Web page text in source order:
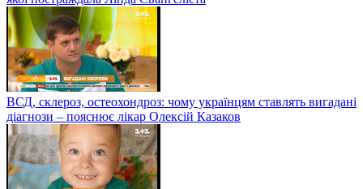
ВСД, склероз, остеохондроз: чому українцям ставлять вигадані
діагнози – пояснює лікар Олексій Казаков